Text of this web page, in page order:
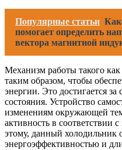
Популярные статьи
помогает определить
вектора магнитной
Механизм работы такого
таким образом, чтобы
энергии. Это достигается за
состояния. Устройство
изменениям окружающей
активность в соответствии
этому, данный холодильник
энергоэффективностью и